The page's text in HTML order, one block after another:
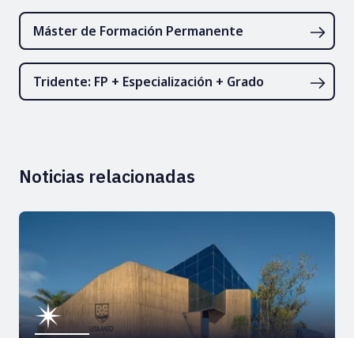
Máster de Formación Permanente
Tridente: FP + Especialización + Grado
Noticias relacionadas